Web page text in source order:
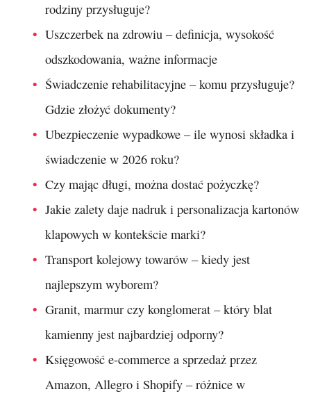
rodziny przysługuje?
Uszczerbek na zdrowiu – definicja, wysokość
odszkodowania, ważne informacje
Świadczenie rehabilitacyjne – komu przysługuje?
Gdzie złożyć dokumenty?
Ubezpieczenie wypadkowe – ile wynosi składka i
świadczenie w 2026 roku?
Czy mając długi, można dostać pożyczkę?
Jakie zalety daje nadruk i personalizacja kartonów
klapowych w kontekście marki?
Transport kolejowy towarów – kiedy jest
najlepszym wyborem?
Granit, marmur czy konglomerat – który blat
kamienny jest najbardziej odporny?
Księgowość e-commerce a sprzedaż przez
Amazon, Allegro i Shopify – różnice w